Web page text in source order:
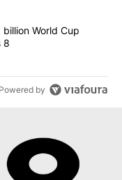
$20 billion
World Cup
8
Powered by